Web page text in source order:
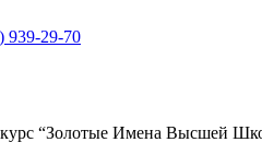
939-29-70
“Золотые Имена Высшей